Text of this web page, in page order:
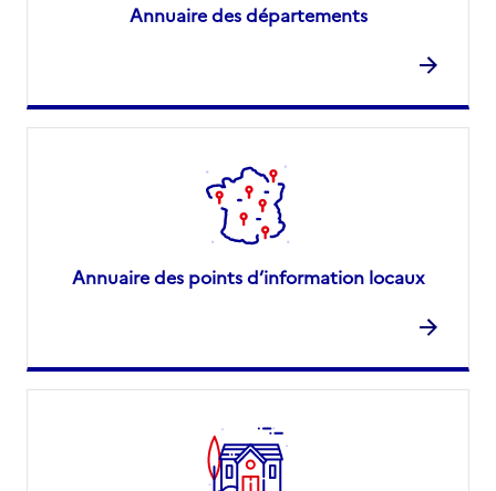
Annuaire des départements
Annuaire des points d’information locaux